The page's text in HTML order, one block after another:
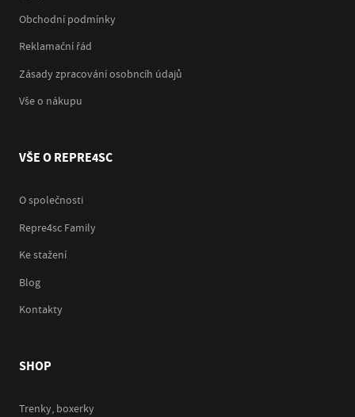
Obchodní podmínky
Reklamační řád
Zásady zpracování osobncíh údajů
Vše o nákupu
VŠE O REPRE4SC
O společnosti
Repre4sc Family
Ke stažení
Blog
Kontakty
SHOP
Trenky, boxerky